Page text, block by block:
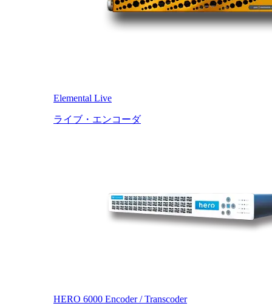
Elemental Live
ライブ・エンコーダ
HERO 6000 Encoder / Transcoder